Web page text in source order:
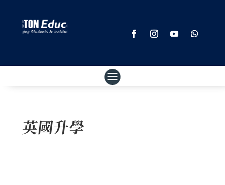
英國升學